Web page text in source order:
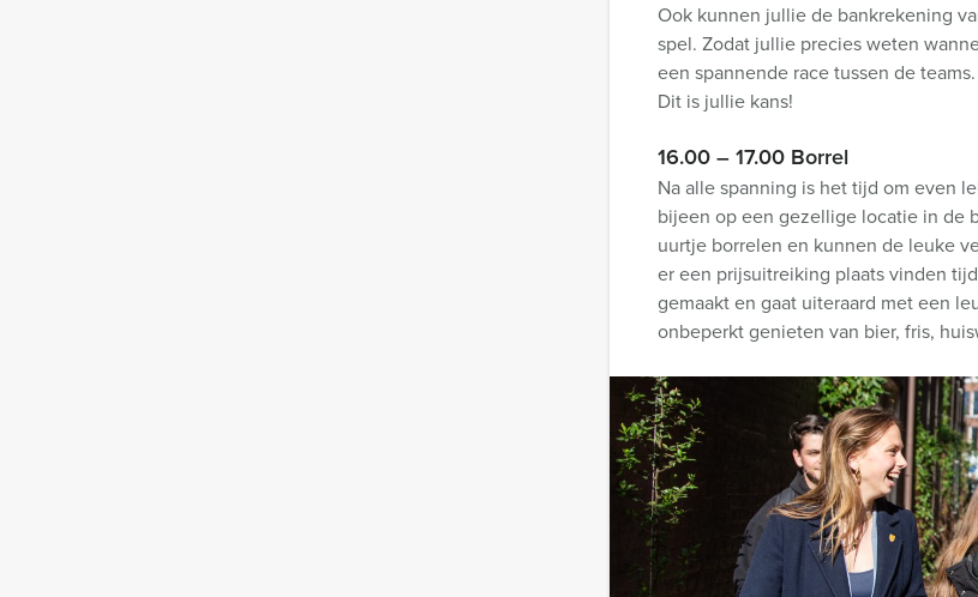
Ook kunnen jullie de bankrekening
spel. Zodat jullie precies weten
een spannende race tussen de
Dit is jullie kans!
16.00 – 17.00 Borrel
Na alle spanning is het tijd om even
bijeen op een gezellige locatie in de
uurtje borrelen en kunnen de leuke
er een prijsuitreiking plaats vinden
gemaakt en gaat uiteraard met een
onbeperkt genieten van bier, fris,